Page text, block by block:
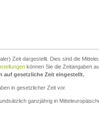
Zeit dargestellt. Dies sind die
können Sie die Zeitangaben
auf gesetzliche Zeit eingestellt.
in gesetzlicher Zeit vor.
ganzjährig in